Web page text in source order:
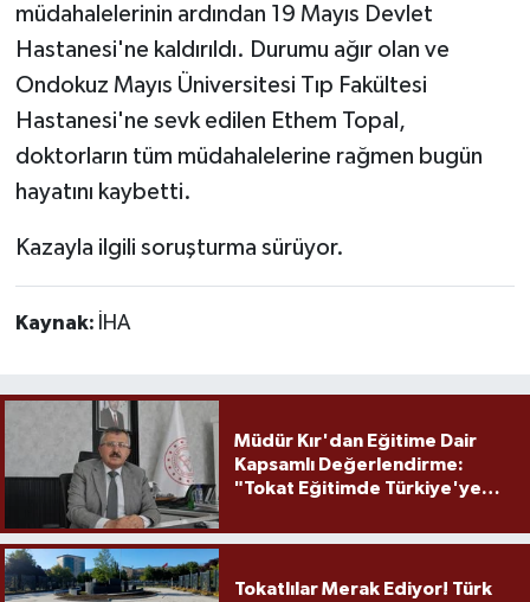
müdahalelerinin ardından 19 Mayıs Devlet
Hastanesi'ne kaldırıldı. Durumu ağır olan ve
Ondokuz Mayıs Üniversitesi Tıp Fakültesi
Hastanesi'ne sevk edilen Ethem Topal,
doktorların tüm müdahalelerine rağmen bugün
hayatını kaybetti.
Kazayla ilgili soruşturma sürüyor.
Kaynak: İHA
Müdür Kır'dan Eğitime Dair
Kapsamlı Değerlendirme:
"Tokat Eğitimde Türkiye'ye
Tokatlılar Merak Ediyor! Türk